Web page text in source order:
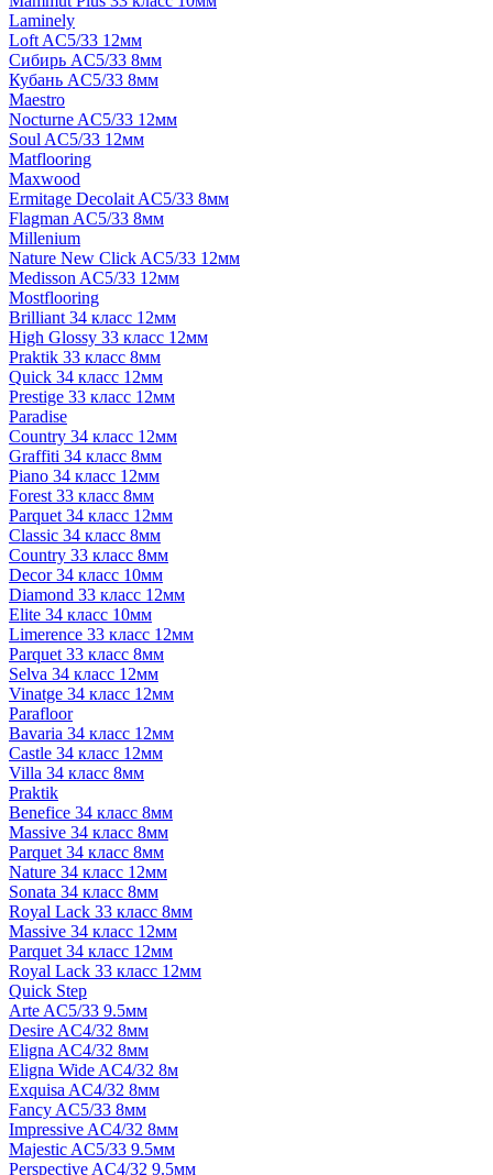
Laminely
Loft AC5/33 12мм
Сибирь AC5/33 8мм
Кубань AC5/33 8мм
Maestro
Nocturne AC5/33 12мм
Soul AC5/33 12мм
Matflooring
Maxwood
Ermitage Decolait AC5/33 8мм
Flagman AC5/33 8мм
Millenium
Nature New Click AC5/33 12мм
Medisson AC5/33 12мм
Mostflooring
Brilliant 34 класс 12мм
High Glossy 33 класс 12мм
Praktik 33 класс 8мм
Quick 34 класс 12мм
Prestige 33 класс 12мм
Paradise
Country 34 класс 12мм
Graffiti 34 класс 8мм
Piano 34 класс 12мм
Forest 33 класс 8мм
Parquet 34 класс 12мм
Classic 34 класс 8мм
Country 33 класс 8мм
Decor 34 класс 10мм
Diamond 33 класс 12мм
Elite 34 класс 10мм
Limerence 33 класс 12мм
Parquet 33 класс 8мм
Selva 34 класс 12мм
Vinatge 34 класс 12мм
Parafloor
Bavaria 34 класс 12мм
Castle 34 класс 12мм
Villa 34 класс 8мм
Praktik
Benefice 34 класс 8мм
Massive 34 класс 8мм
Parquet 34 класс 8мм
Nature 34 класс 12мм
Sonata 34 класс 8мм
Royal Lack 33 класс 8мм
Massive 34 класс 12мм
Parquet 34 класс 12мм
Royal Lack 33 класс 12мм
Quick Step
Arte AC5/33 9.5мм
Desire AC4/32 8мм
Eligna AC4/32 8мм
Eligna Wide AC4/32 8м
Exquisa AC4/32 8мм
Fancy AC5/33 8мм
Impressive AC4/32 8мм
Majestic AC5/33 9.5мм
Perspective AC4/32 9.5мм